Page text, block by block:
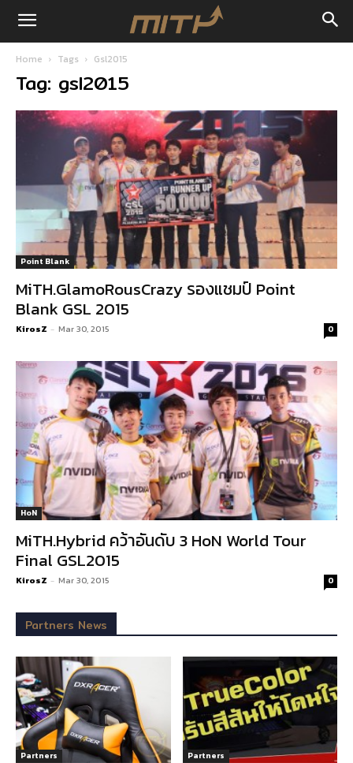
Home Tags Gsl2015
Tag: gsl2015
Point Blank
MiTH.GlamoRousCrazy รองแชมป์ Point
Blank GSL 2015
KirosZ - Mar 30, 2015 0
HoN
MiTH.Hybrid คว้าอันดับ 3 HoN World Tour
Final GSL2015
KirosZ - Mar 30, 2015 0
Partners News
Partners Partners